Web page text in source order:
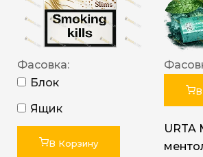
Фасовка:
Блок
Ящик
В Корзину
URTA